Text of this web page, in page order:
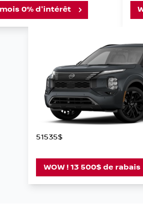
mois 0% d'intérêt
51535$
WOW ! 13 500$ de rabais